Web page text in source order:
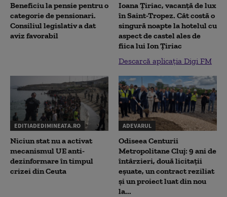
Beneficiu la pensie pentru o
categorie de pensionari.
Consiliul legislativ a dat
aviz favorabil
Ioana Țiriac, vacanță de lux
în Saint-Tropez. Cât costă o
singură noapte la hotelul cu
aspect de castel ales de
fiica lui Ion Țiriac
Descarcă aplicația Digi FM
EDITIADEDIMINEATA.RO
Niciun stat nu a activat
mecanismul UE anti-
dezinformare în timpul
crizei din Ceuta
ADEVARUL
Odiseea Centurii
Metropolitane Cluj: 9 ani de
întârzieri, două licitații
eșuate, un contract reziliat
și un proiect luat din nou
la...